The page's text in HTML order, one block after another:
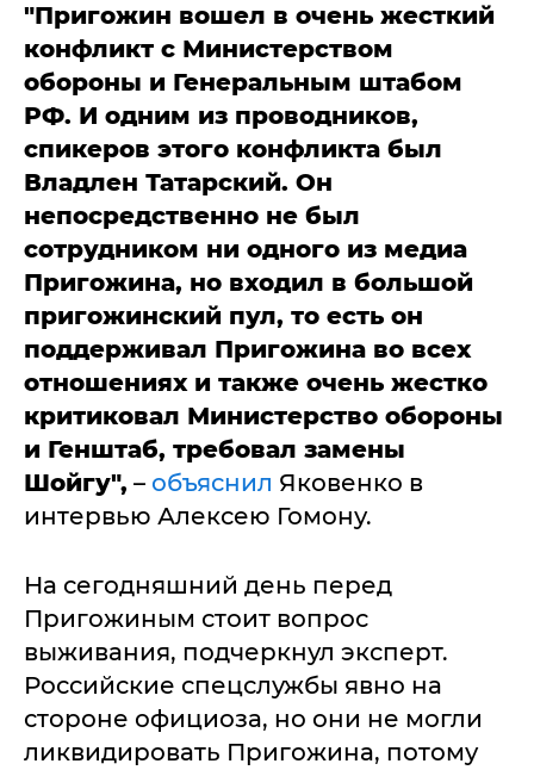
"Пригожин вошел в очень жесткий
конфликт с Министерством
обороны и Генеральным штабом
РФ. И одним из проводников,
спикеров этого конфликта был
Владлен Татарский. Он
непосредственно не был
сотрудником ни одного из медиа
Пригожина, но входил в большой
пригожинский пул, то есть он
поддерживал Пригожина во всех
отношениях и также очень жестко
критиковал Министерство обороны
и Генштаб, требовал замены
Шойгу", – объяснил Яковенко в
интервью Алексею Гомону.
На сегодняшний день перед
Пригожиным стоит вопрос
выживания, подчеркнул эксперт.
Российские спецслужбы явно на
стороне официоза, но они не могли
ликвидировать Пригожина, потому